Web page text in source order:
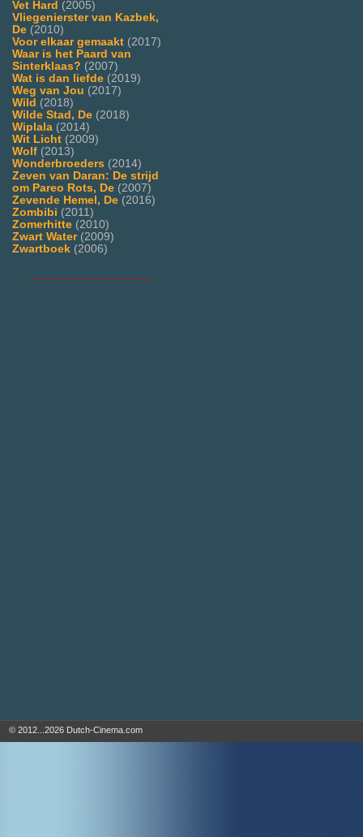
Vet Hard (2005)
Vliegenierster van Kazbek,
De (2010)
Voor elkaar gemaakt (2017)
Waar is het Paard van
Sinterklaas? (2007)
Wat is dan liefde (2019)
Weg van Jou (2017)
Wild (2018)
Wilde Stad, De (2018)
Wiplala (2014)
Wit Licht (2009)
Wolf (2013)
Wonderbroeders (2014)
Zeven van Daran: De strijd
om Pareo Rots, De (2007)
Zevende Hemel, De (2016)
Zombibi (2011)
Zomerhitte (2010)
Zwart Water(2009)
Zwartboek (2006)
© 2012...2026 Dutch-Cinema.com